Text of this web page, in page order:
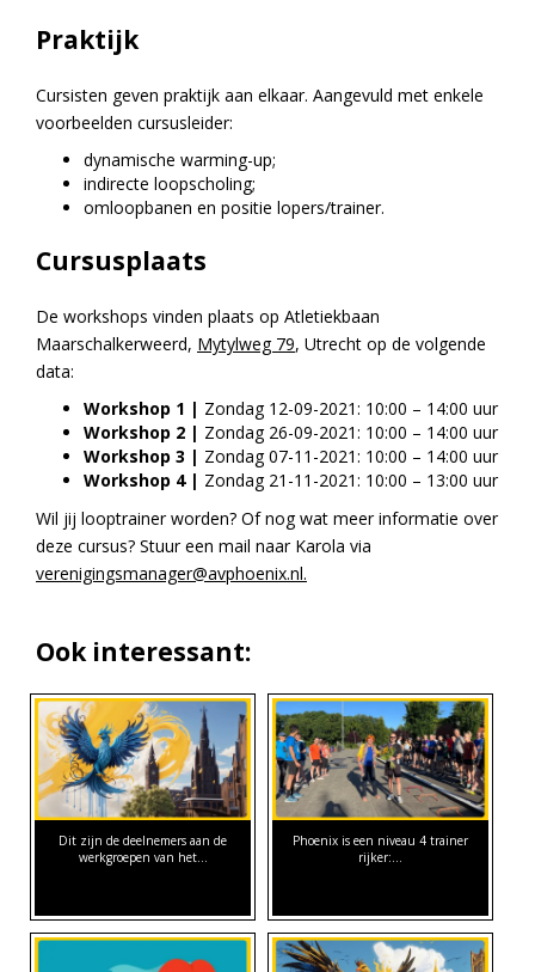
Praktijk
Cursisten geven praktijk aan elkaar. Aangevuld met enkele
voorbeelden cursusleider:
dynamische warming-up;
indirecte loopscholing;
omloopbanen en positie lopers/trainer.
Cursusplaats
De workshops vinden plaats op Atletiekbaan
Maarschalkerweerd, Mytylweg 79, Utrecht op de volgende
data:
Workshop 1 | Zondag 12-09-2021: 10:00 – 14:00 uur
Workshop 2 | Zondag 26-09-2021: 10:00 – 14:00 uur
Workshop 3 | Zondag 07-11-2021: 10:00 – 14:00 uur
Workshop 4 | Zondag 21-11-2021: 10:00 – 13:00 uur
Wil jij looptrainer worden? Of nog wat meer informatie over
deze cursus? Stuur een mail naar Karola via
verenigingsmanager@avphoenix.nl.
Ook interessant:
Dit zijn de deelnemers aan de
werkgroepen van het…
Phoenix is een niveau 4 trainer
rijker:…